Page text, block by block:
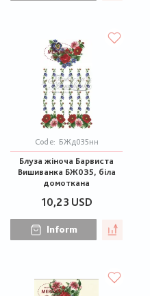
Code: БЖд035нн
Блуза жіноча Барвиста
Вишиванка БЖ035, біла
домоткана
10,23 USD
Inform